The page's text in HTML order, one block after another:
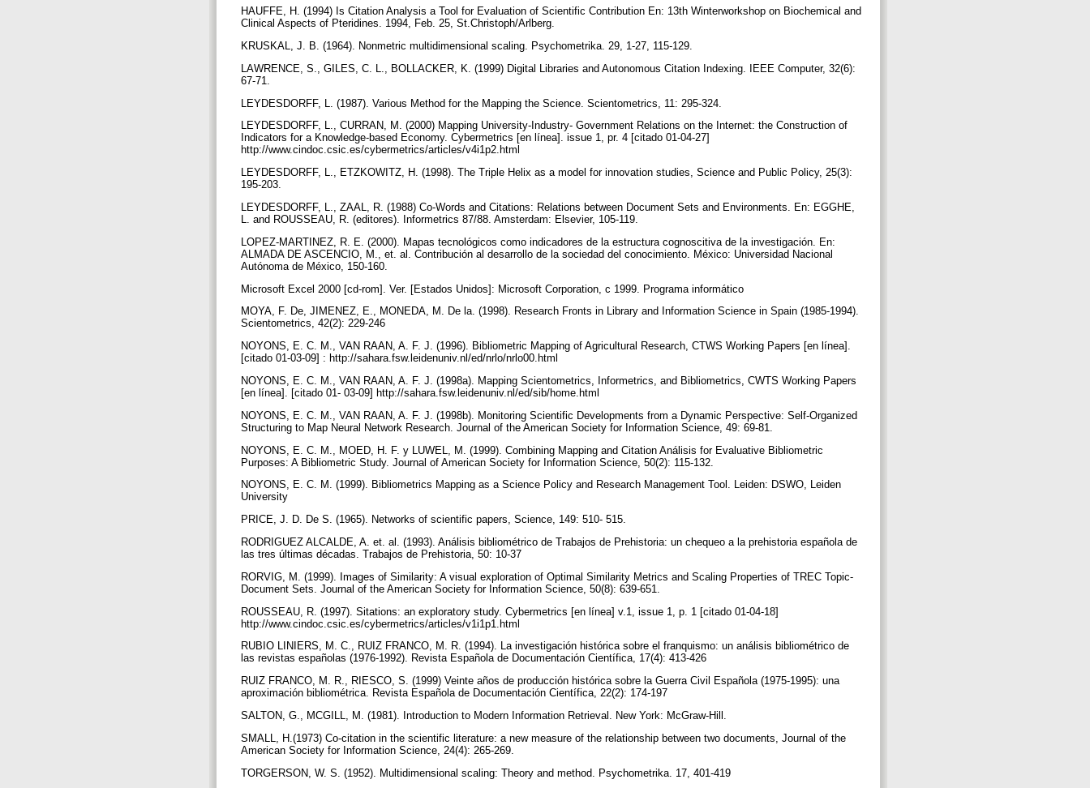
HAUFFE, H. (1994) Is Citation Analysis a Tool for Evaluation of Scientific Contribution En: 13th Winterworkshop on Biochemical and
Clinical Aspects of Pteridines. 1994, Feb. 25, St.Christoph/Arlberg.
KRUSKAL, J. B. (1964). Nonmetric multidimensional scaling. Psychometrika. 29, 1-27, 115-129.
LAWRENCE, S., GILES, C. L., BOLLACKER, K. (1999) Digital Libraries and Autonomous Citation Indexing. IEEE Computer, 32(6):
67-71.
LEYDESDORFF, L. (1987). Various Method for the Mapping the Science. Scientometrics, 11: 295-324.
LEYDESDORFF, L., CURRAN, M. (2000) Mapping University-Industry- Government Relations on the Internet: the Construction of
Indicators for a Knowledge-based Economy. Cybermetrics [en línea]. issue 1, pr. 4 [citado 01-04-27]
http://www.cindoc.csic.es/cybermetrics/articles/v4i1p2.html
LEYDESDORFF, L., ETZKOWITZ, H. (1998). The Triple Helix as a model for innovation studies, Science and Public Policy, 25(3):
195-203.
LEYDESDORFF, L., ZAAL, R. (1988) Co-Words and Citations: Relations between Document Sets and Environments. En: EGGHE,
L. and ROUSSEAU, R. (editores). Informetrics 87/88. Amsterdam: Elsevier, 105-119.
LOPEZ-MARTINEZ, R. E. (2000). Mapas tecnológicos como indicadores de la estructura cognoscitiva de la investigación. En:
ALMADA DE ASCENCIO, M., et. al. Contribución al desarrollo de la sociedad del conocimiento. México: Universidad Nacional
Autónoma de México, 150-160.
Microsoft Excel 2000 [cd-rom]. Ver. [Estados Unidos]: Microsoft Corporation, c 1999. Programa informático
MOYA, F. De, JIMENEZ, E., MONEDA, M. De la. (1998). Research Fronts in Library and Information Science in Spain (1985-1994).
Scientometrics, 42(2): 229-246
NOYONS, E. C. M., VAN RAAN, A. F. J. (1996). Bibliometric Mapping of Agricultural Research, CTWS Working Papers [en línea].
[citado 01-03-09] : http://sahara.fsw.leidenuniv.nl/ed/nrlo/nrlo00.html
NOYONS, E. C. M., VAN RAAN, A. F. J. (1998a). Mapping Scientometrics, Informetrics, and Bibliometrics, CWTS Working Papers
[en línea]. [citado 01- 03-09] http://sahara.fsw.leidenuniv.nl/ed/sib/home.html
NOYONS, E. C. M., VAN RAAN, A. F. J. (1998b). Monitoring Scientific Developments from a Dynamic Perspective: Self-Organized
Structuring to Map Neural Network Research. Journal of the American Society for Information Science, 49: 69-81.
NOYONS, E. C. M., MOED, H. F. y LUWEL, M. (1999). Combining Mapping and Citation Análisis for Evaluative Bibliometric
Purposes: A Bibliometric Study. Journal of American Society for Information Science, 50(2): 115-132.
NOYONS, E. C. M. (1999). Bibliometrics Mapping as a Science Policy and Research Management Tool. Leiden: DSWO, Leiden
University
PRICE, J. D. De S. (1965). Networks of scientific papers, Science, 149: 510- 515.
RODRIGUEZ ALCALDE, A. et. al. (1993). Análisis bibliométrico de Trabajos de Prehistoria: un chequeo a la prehistoria española de
las tres últimas décadas. Trabajos de Prehistoria, 50: 10-37
RORVIG, M. (1999). Images of Similarity: A visual exploration of Optimal Similarity Metrics and Scaling Properties of TREC Topic-
Document Sets. Journal of the American Society for Information Science, 50(8): 639-651.
ROUSSEAU, R. (1997). Sitations: an exploratory study. Cybermetrics [en línea] v.1, issue 1, p. 1 [citado 01-04-18]
http://www.cindoc.csic.es/cybermetrics/articles/v1i1p1.html
RUBIO LINIERS, M. C., RUIZ FRANCO, M. R. (1994). La investigación histórica sobre el franquismo: un análisis bibliométrico de
las revistas españolas (1976-1992). Revista Española de Documentación Científica, 17(4): 413-426
RUIZ FRANCO, M. R., RIESCO, S. (1999) Veinte años de producción histórica sobre la Guerra Civil Española (1975-1995): una
aproximación bibliométrica. Revista Española de Documentación Científica, 22(2): 174-197
SALTON, G., MCGILL, M. (1981). Introduction to Modern Information Retrieval. New York: McGraw-Hill.
SMALL, H.(1973) Co-citation in the scientific literature: a new measure of the relationship between two documents, Journal of the
American Society for Information Science, 24(4): 265-269.
TORGERSON, W. S. (1952). Multidimensional scaling: Theory and method. Psychometrika. 17, 401-419